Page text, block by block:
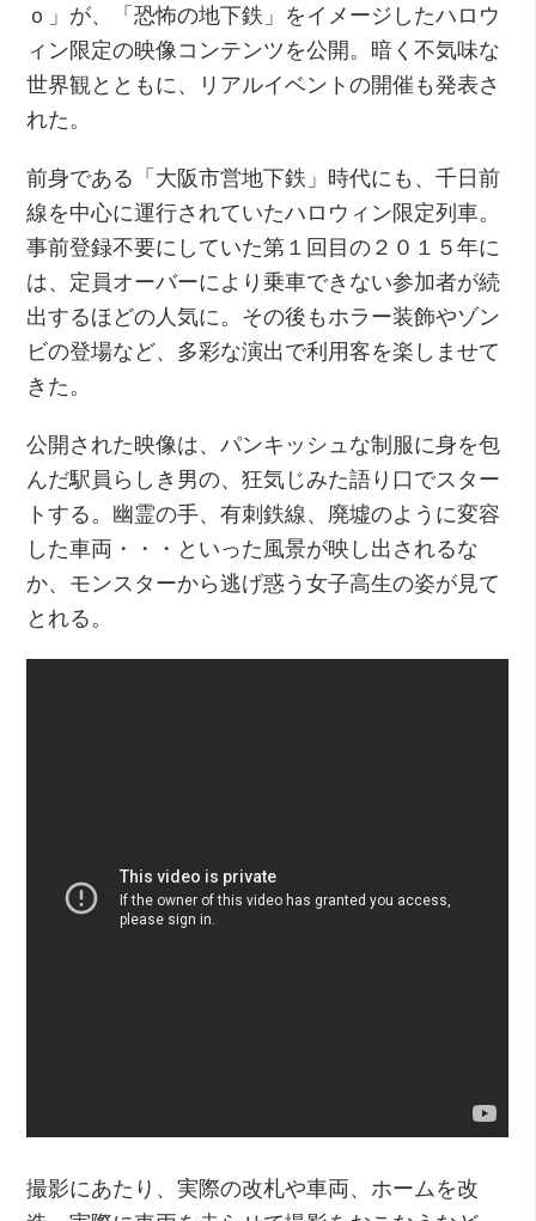
ｏ」が、「恐怖の地下鉄」をイメージしたハロウ
ィン限定の映像コンテンツを公開。暗く不気味な
世界観とともに、リアルイベントの開催も発表さ
れた。
前身である「大阪市営地下鉄」時代にも、千日前
線を中心に運行されていたハロウィン限定列車。
事前登録不要にしていた第１回目の２０１５年に
は、定員オーバーにより乗車できない参加者が続
出するほどの人気に。その後もホラー装飾やゾン
ビの登場など、多彩な演出で利用客を楽しませて
きた。
公開された映像は、パンキッシュな制服に身を包
んだ駅員らしき男の、狂気じみた語り口でスター
トする。幽霊の手、有刺鉄線、廃墟のように変容
した車両・・・といった風景が映し出されるな
か、モンスターから逃げ惑う女子高生の姿が見て
とれる。
撮影にあたり、実際の改札や車両、ホームを改